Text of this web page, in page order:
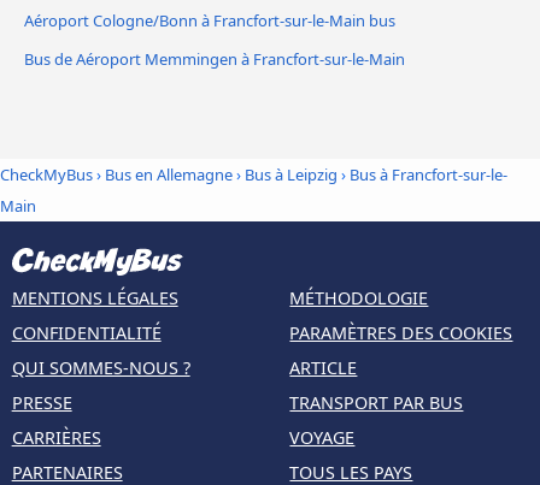
Aéroport Cologne/Bonn à Francfort-sur-le-Main bus
Bus de Aéroport Memmingen à Francfort-sur-le-Main
CheckMyBus› Bus en Allemagne› Bus à Leipzig › Bus à Francfort-sur-le-
Main
MENTIONS LÉGALES
CONFIDENTIALITÉ
QUI SOMMES-NOUS ?
PRESSE
CARRIÈRES
PARTENAIRES
MÉTHODOLOGIE
PARAMÈTRES DES COOKIES
ARTICLE
TRANSPORT PAR BUS
VOYAGE
TOUS LES PAYS